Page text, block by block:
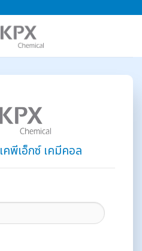
เคพีเอ็กซ์ เคมีคอล